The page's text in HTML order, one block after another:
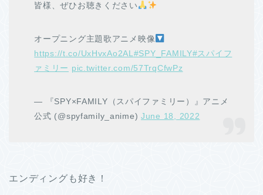
皆様、ぜひお聴きください
オープニング主題歌アニメ映像
https://t.co/UxHvxAo2AL #SPY_FAMILY#スパイフ
ァミリー pic.twitter.com/57TrqCfwPz
— 『SPY×FAMILY（スパイファミリー）』アニメ
公式 (@spyfamily_anime)June 18, 2022
エンディングも好き！